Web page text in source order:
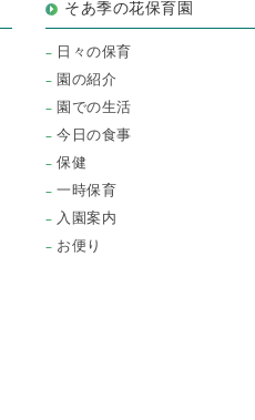
そあ季の花保育園
日々の保育
園の紹介
園での生活
今日の食事
保健
一時保育
入園案内
お便り